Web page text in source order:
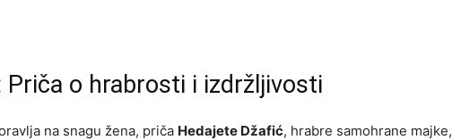
Priča o hrabrosti i izdržljivosti
na snagu žena, priča Hedajete Džafić, hrabre samohrane majke,